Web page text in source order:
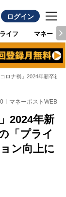
ログイン
ライフ マネー
コロナ禍」2024年新卒
マネーポストWEB
2024年新
「プライ
ン向上に